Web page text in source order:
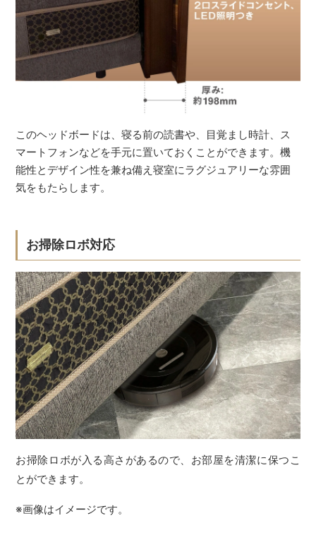
このヘッドボードは、寝る前の読書や、目覚まし時計、ス
マートフォンなどを手元に置いておくことができます。機
能性とデザイン性を兼ね備え寝室にラグジュアリーな雰囲
気をもたらします。
お掃除ロボ対応
お掃除ロボが入る高さがあるので、お部屋を清潔に保つこ
とができます。
※画像はイメージです。